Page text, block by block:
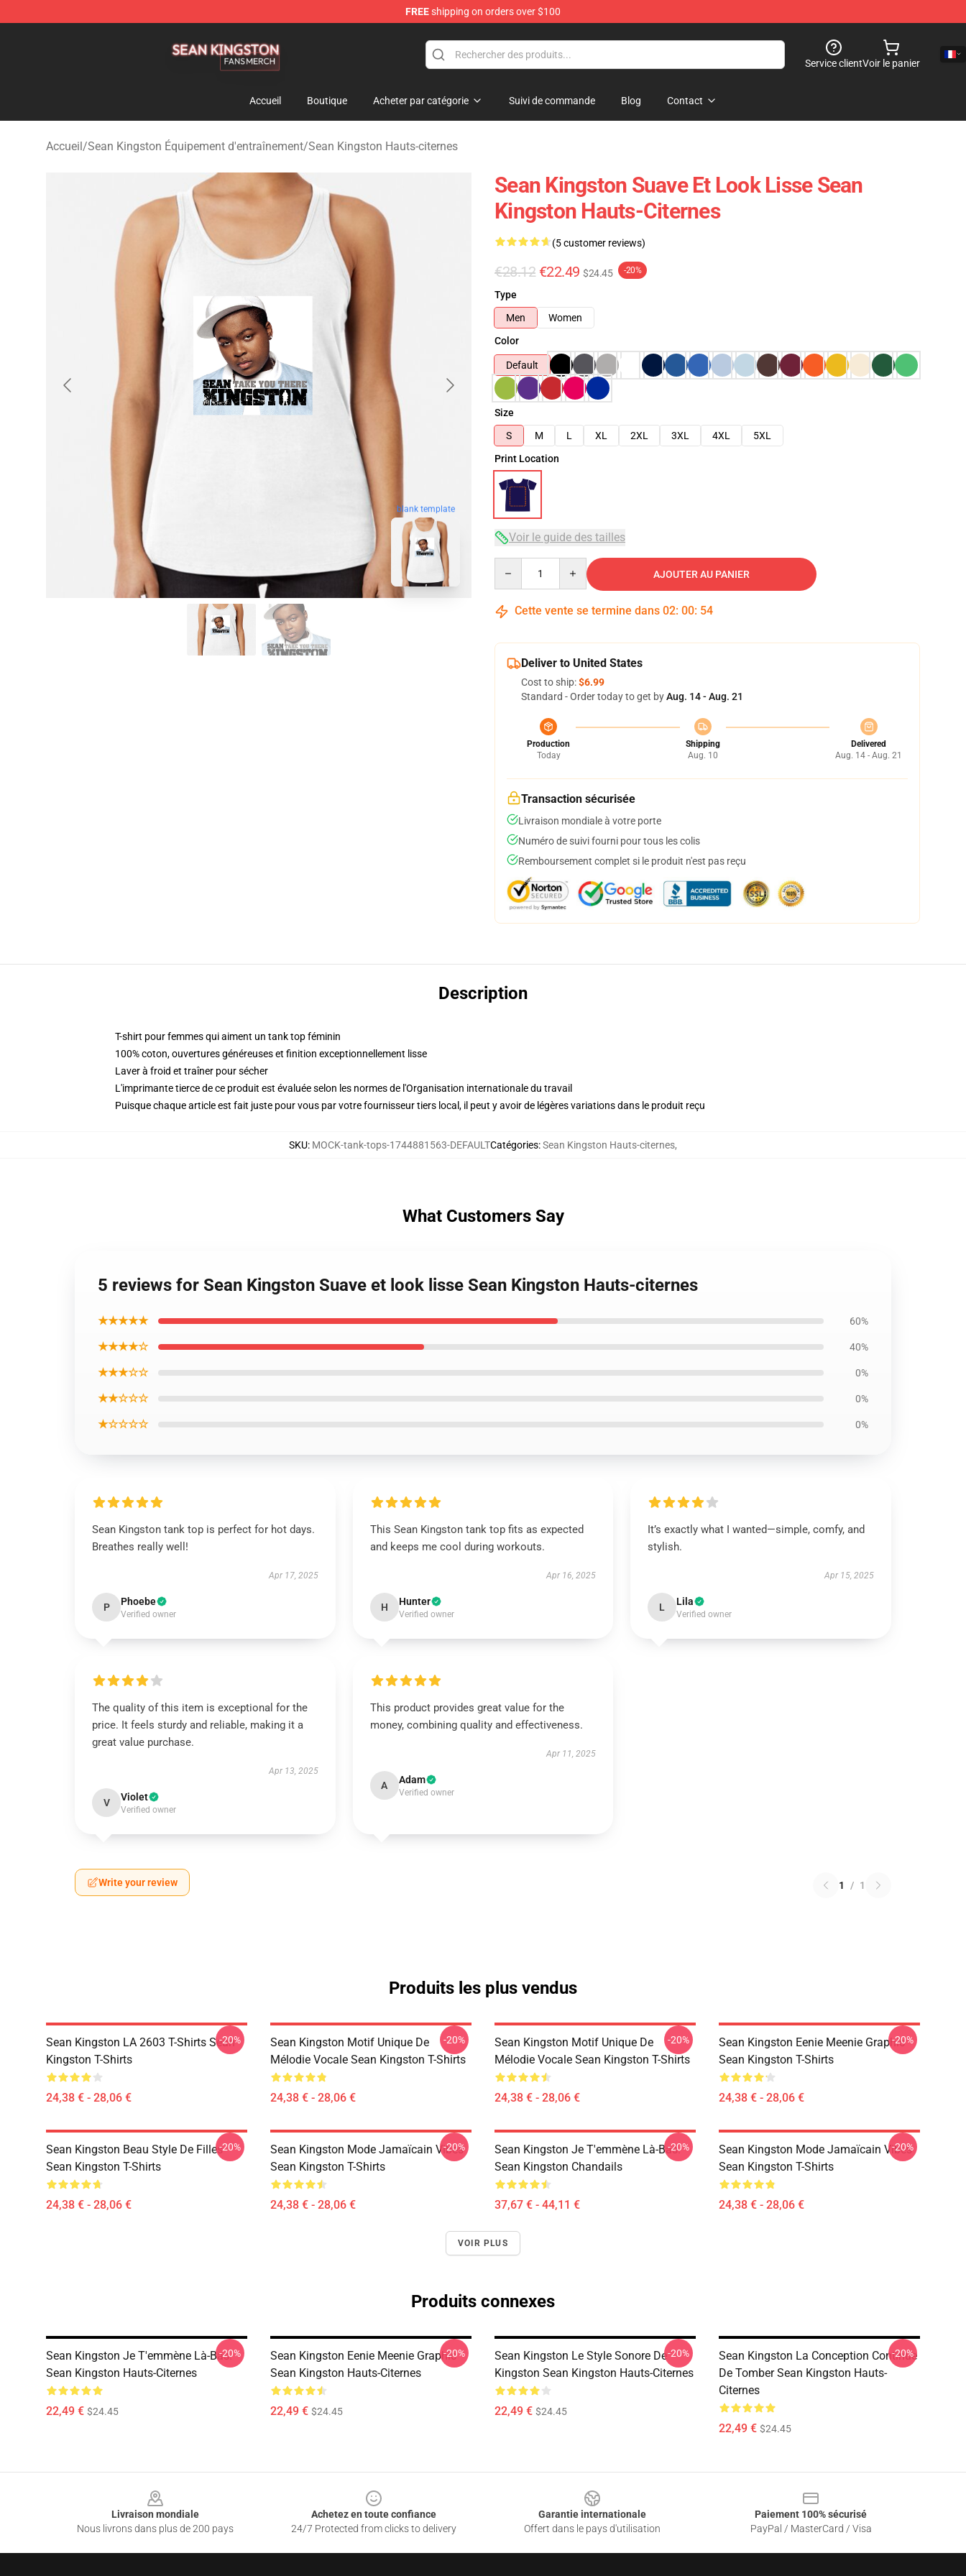
FREEshipping on orders over $100
Service clientVoir le panier
Accueil Boutique Acheter par catégorie Suivi de commande Blog Contact
Accueil/Sean Kingston Équipement d'entraînement/Sean Kingston Hauts-citernes
blank template
Sean Kingston Suave Et Look Lisse Sean
Kingston Hauts-Citernes
(5 customer reviews)
€28.12 €22.49 $24.45 -20%
Type
Men
Women
Color
Default
Size
S
M L XL 2XL 3XL 4XL
5XL
Print Location
Voir le guide des tailles
AJOUTER AU PANIER
Cette vente se termine dans 02: 00: 53
Deliver to United States
Cost to ship:$6.99
Standard - Order today to get byAug. 14 - Aug. 21
Production
Today
Shipping
Aug. 10
Delivered
Aug. 14 - Aug. 21
Transaction sécurisée
Livraison mondiale à votre porte
Numéro de suivi fourni pour tous les colis
Remboursement complet si le produit n'est pas reçu
Description
T-shirt pour femmes qui aiment un tank top féminin
100% coton, ouvertures généreuses et finition exceptionnellement lisse
Laver à froid et traîner pour sécher
L'imprimante tierce de ce produit est évaluée selon les normes de l'Organisation internationale du travail
Puisque chaque article est fait juste pour vous par votre fournisseur tiers local, il peut y avoir de légères variations dans le produit reçu
SKU: MOCK-tank-tops-1744881563-DEFAULTCatégories:Sean Kingston Hauts-citernes,
What Customers Say
5 reviews for Sean Kingston Suave et look lisse Sean Kingston Hauts-citernes
★★★★★ 60%
★★★★☆ 40%
★★★☆☆ 0%
★★☆☆☆ 0%
★☆☆☆☆ 0%
Sean Kingston tank top is perfect for hot days.
Breathes really well!
Apr 17, 2025
P Phoebe
Verified owner
This Sean Kingston tank top fits as expected
and keeps me cool during workouts.
Apr 16, 2025
H Hunter
Verified owner
It’s exactly what I wanted—simple, comfy, and
stylish.
Apr 15, 2025
L Lila
Verified owner
The quality of this item is exceptional for the
price. It feels sturdy and reliable, making it a
great value purchase.
Apr 13, 2025
V Violet
Verified owner
This product provides great value for the
money, combining quality and effectiveness.
Apr 11, 2025
A Adam
Verified owner
Write your review 1 / 1
Produits les plus vendus
Sean Kingston LA 2603 T-Shirts Sean
Kingston T-Shirts
24,38 € - 28,06 €
-20%
Sean Kingston Motif Unique De
Mélodie Vocale Sean Kingston T-Shirts
24,38 € - 28,06 €
-20%
Sean Kingston Motif Unique De
Mélodie Vocale Sean Kingston T-Shirts
24,38 € - 28,06 €
-20%
Sean Kingston Eenie Meenie Graphic
Sean Kingston T-Shirts
24,38 € - 28,06 €
-20%
Sean Kingston Beau Style De Filles
Sean Kingston T-Shirts
24,38 € - 28,06 €
-20%
Sean Kingston Mode Jamaïcain Vibes
Sean Kingston T-Shirts
24,38 € - 28,06 €
-20%
Sean Kingston Je T'emmène Là-Bas.
Sean Kingston Chandails
37,67 € - 44,11 €
-20%
Sean Kingston Mode Jamaïcain Vibes
Sean Kingston T-Shirts
24,38 € - 28,06 €
-20%
VOIR PLUS
Produits connexes
Sean Kingston Je T'emmène Là-Bas.
Sean Kingston Hauts-Citernes
22,49 € $24.45
-20%
Sean Kingston Eenie Meenie Graphic
Sean Kingston Hauts-Citernes
22,49 € $24.45
-20%
Sean Kingston Le Style Sonore De
Kingston Sean Kingston Hauts-Citernes
22,49 € $24.45
-20%
Sean Kingston La Conception Continue
De Tomber Sean Kingston Hauts-
Citernes
22,49 € $24.45
-20%
Livraison mondiale
Nous livrons dans plus de 200 pays
Achetez en toute confiance
24/7 Protected from clicks to delivery
Garantie internationale
Offert dans le pays d'utilisation
Paiement 100% sécurisé
PayPal / MasterCard / Visa